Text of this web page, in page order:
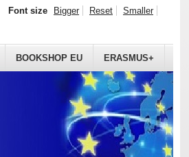
BOOKSHOP EU ERASMUS+
Font size Bigger Reset Smaller